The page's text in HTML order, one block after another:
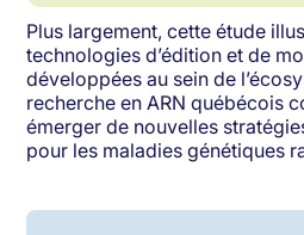
Plus largement, cette étude
technologies d’édition et de
développées au sein de
recherche en ARN québécois
émerger de nouvelles
pour les maladies génétiques